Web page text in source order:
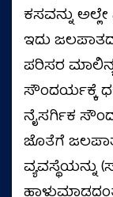
ಕಸವನ್ನು
ಇದು
ಪರಿಸರ
ಸೌಂದರ್ಯಕ್ಕೆ
ನೈಸರ್ಗಿಕ
ಜೊತೆಗೆ
ವ್ಯವಸ್ಥೆಯನ್ನು